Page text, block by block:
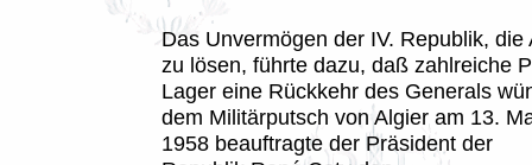
Das Unvermögen der IV. Republik, die
zu lösen, führte dazu, daß zahlreiche
Lager eine Rückkehr des Generals
dem Militärputsch von Algier am 13.
1958 beauftragte der Präsident der